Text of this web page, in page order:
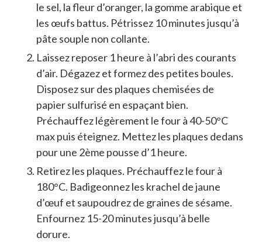
le sel, la fleur d’oranger, la gomme arabique et
les œufs battus. Pétrissez 10 minutes jusqu’à
pâte souple non collante.
Laissez reposer 1 heure à l’abri des courants
d’air. Dégazez et formez des petites boules.
Disposez sur des plaques chemisées de
papier sulfurisé en espaçant bien.
Préchauffez légèrement le four à 40-50°C
max puis éteignez. Mettez les plaques dedans
pour une 2ème pousse d’1 heure.
Retirez les plaques. Préchauffez le four à
180°C. Badigeonnez les krachel de jaune
d’œuf et saupoudrez de graines de sésame.
Enfournez 15-20 minutes jusqu’à belle
dorure.